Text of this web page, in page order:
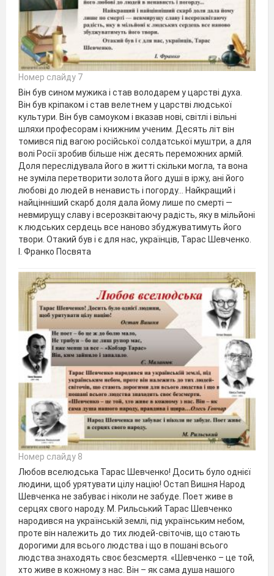
Номер слайду 7
Він був сином мужика і став володарем у царстві духа.
Він був кріпаком і став велетнем у царстві людської
культури. Він був самоуком і вказав нові, світлі і вільні
шляхи професорам і книжним ученим. Десять літ він
томився під вагою російської солдатської муштри, а для
волі Росії зробив більше ніж десять переможних армій.
Доля переслідувала його в житті скільки могла, та вона
не зуміла перетворити золота його душі в іржу, ані його
любові до людей в ненависть і погорду... Найкращий і
найцінніший скарб доля дала йому лише по смерті —
невмирущу славу і всерозквітаючу радість, яку в мільйоні
к людських сердець все наново збуджуватимуть його
твори. Отакий був і є для нас, українців, Тарас Шевченко.
І. Франко Посвята
Номер слайду 8
Любов вселюдська Тарас Шевченко! Досить було однієї
людини, щоб урятувати цілу націю! Остап Вишня Народ
Шевченка не забуває і ніколи не забуде. Поет живе в
серцях свого народу. М. Рильський Тарас Шевченко
народився на українській землі, під українським небом,
проте він належить до тих людей-світочів, що стають
дорогими для всього людства і що в пошані всього
людства знаходять своє безсмертя. «Шевченко – це той,
хто живе в кожному з нас. Він – як сама душа нашого